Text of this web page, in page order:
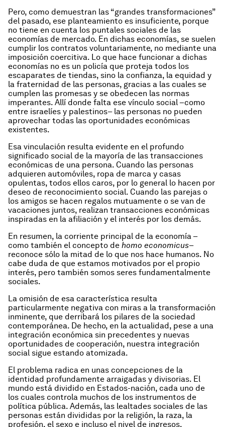
Pero, como demuestran las “grandes transformaciones”
del pasado, ese planteamiento es insuficiente, porque
no tiene en cuenta los puntales sociales de las
economías de mercado. En dichas economías, se suelen
cumplir los contratos voluntariamente, no mediante una
imposición coercitiva. Lo que hace funcionar a dichas
economías no es un policía que proteja todos los
escaparates de tiendas, sino la confianza, la equidad y
la fraternidad de las personas, gracias a las cuales se
cumplen las promesas y se obedecen las normas
imperantes. Allí donde falta ese vínculo social –como
entre israelíes y palestinos– las personas no pueden
aprovechar todas las oportunidades económicas
existentes.
Esa vinculación resulta evidente en el profundo
significado social de la mayoría de las transacciones
económicas de una persona. Cuando las personas
adquieren automóviles, ropa de marca y casas
opulentas, todos ellos caros, por lo general lo hacen por
deseo de reconocimiento social. Cuando las parejas o
los amigos se hacen regalos mutuamente o se van de
vacaciones juntos, realizan transacciones económicas
inspiradas en la afiliación y el interés por los demás.
En resumen, la corriente principal de la economía –
como también el concepto de homo economicus–
reconoce sólo la mitad de lo que nos hace humanos. No
cabe duda de que estamos motivados por el propio
interés, pero también somos seres fundamentalmente
sociales.
La omisión de esa característica resulta
particularmente negativa con miras a la transformación
inminente, que derribará los pilares de la sociedad
contemporánea. De hecho, en la actualidad, pese a una
integración económica sin precedentes y nuevas
oportunidades de cooperación, nuestra integración
social sigue estando atomizada.
El problema radica en unas concepciones de la
identidad profundamente arraigadas y divisorias. El
mundo está dividido en Estados-nación, cada uno de
los cuales controla muchos de los instrumentos de
política pública. Además, las lealtades sociales de las
personas están divididas por la religión, la raza, la
profesión, el sexo e incluso el nivel de ingresos.